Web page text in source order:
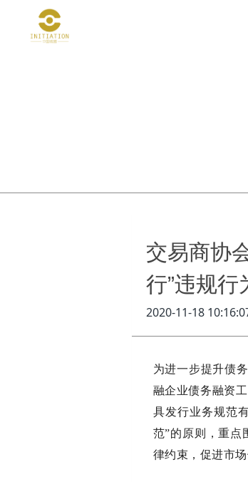
交易商协
行”违规行
2020-11-18
为进一步提升债
融企业债务融资
具发行业务规范
范”的原则，重点
律约束，促进市场